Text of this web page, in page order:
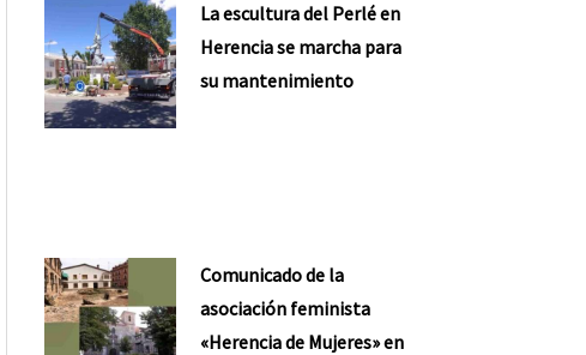
La escultura del Perlé en
Herencia se marcha para
su mantenimiento
Comunicado de la
asociación feminista
«Herencia de Mujeres» en